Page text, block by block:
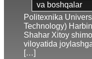
va boshqalar
Politexnika
Technology)
Shahar Xitoy
viloyatida
[…]